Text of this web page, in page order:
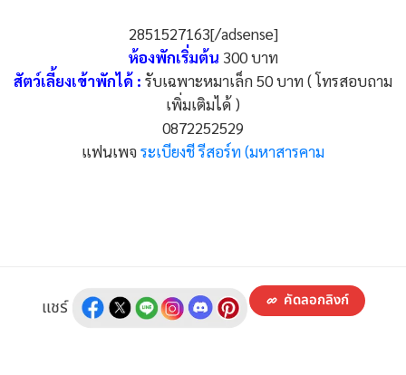
2851527163[/adsense]
ห้องพักเริ่มต้น 300 บาท
สัตว์เลี้ยงเข้าพักได้ : รับเฉพาะหมาเล็ก 50 บาท ( โทรสอบถาม
เพิ่มเติมได้ )
0872252529
แฟนเพจ ระเบียงชี รีสอร์ท (มหาสารคาม
แชร์ คัดลอกลิงก์